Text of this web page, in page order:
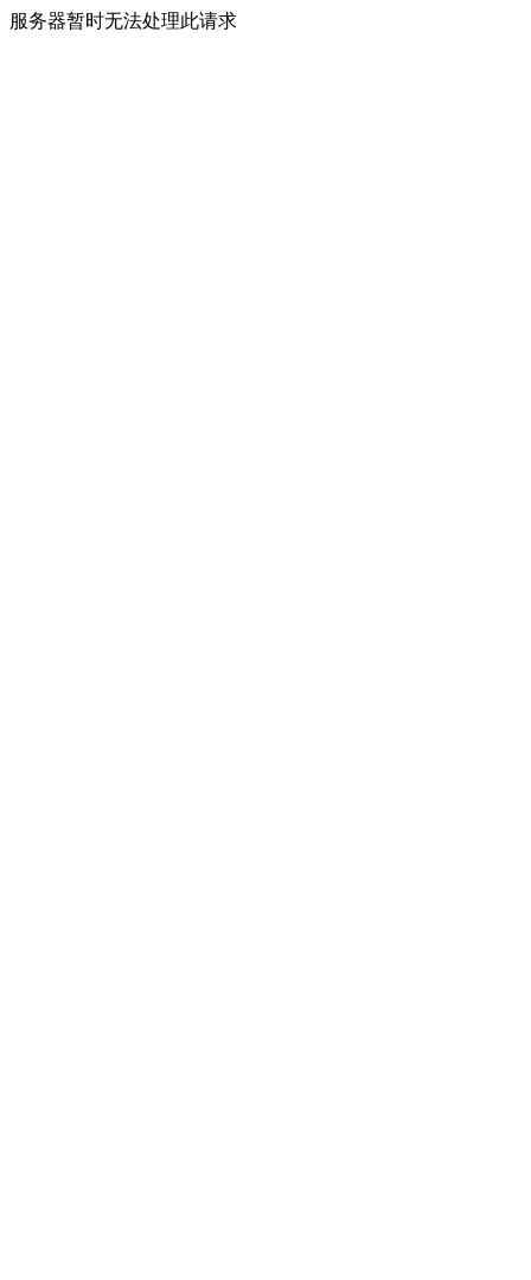
服务器暂时无法处理此请求